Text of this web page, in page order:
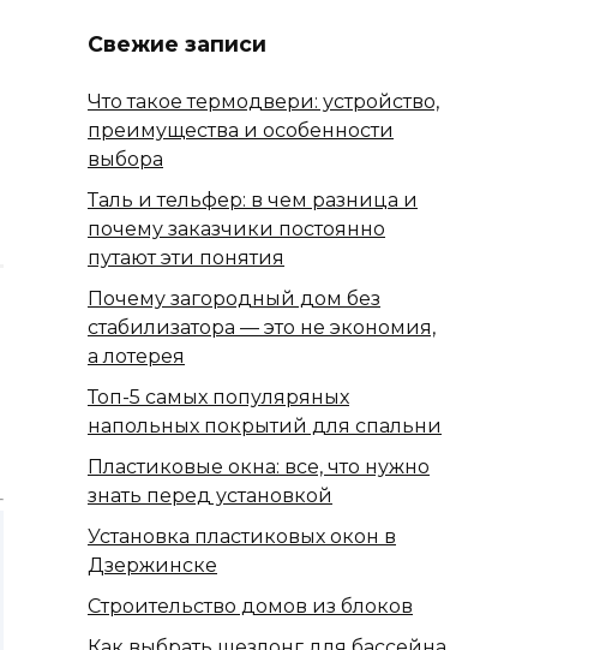
Свежие записи
Что такое термодвери: устройство,
преимущества и особенности
выбора
Таль и тельфер: в чем разница и
почему заказчики постоянно
путают эти понятия
Почему загородный дом без
стабилизатора — это не экономия,
а лотерея
Топ-5 самых популяряных
напольных покрытий для спальни
Пластиковые окна: все, что нужно
знать перед установкой
Установка пластиковых окон в
Дзержинске
Строительство домов из блоков